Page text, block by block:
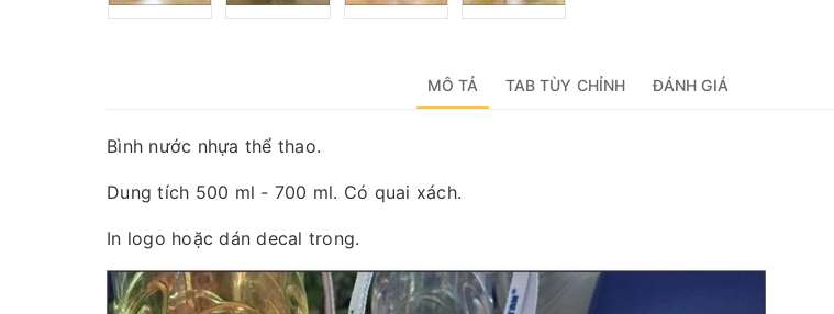
MÔ TẢ TAB TÙY CHỈNH ĐÁNH GIÁ
Bình nước nhựa thể thao.
Dung tích 500 ml - 700 ml. Có quai xách.
In logo hoặc dán decal trong.